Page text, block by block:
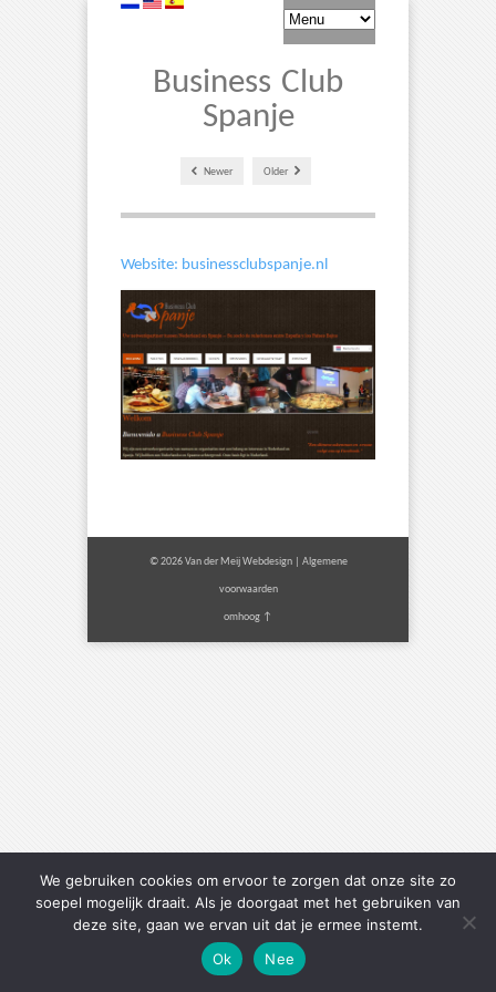
Business Club
Spanje
Newer Older
Website: businessclubspanje.nl
© 2026 Van der Meij Webdesign | Algemene
voorwaarden
omhoog ↑
We gebruiken cookies om ervoor te zorgen dat onze site zo
soepel mogelijk draait. Als je doorgaat met het gebruiken van
deze site, gaan we ervan uit dat je ermee instemt.
Ok
Nee